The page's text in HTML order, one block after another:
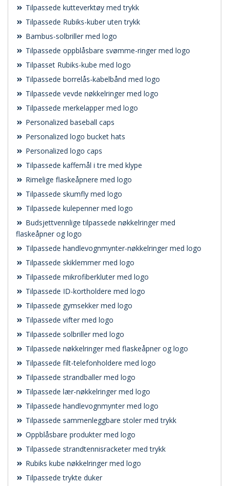
Tilpassede kutteverktøy med trykk
Tilpassede Rubiks-kuber uten trykk
Bambus-solbriller med logo
Tilpassede oppblåsbare svømme-ringer med logo
Tilpasset Rubiks-kube med logo
Tilpassede borrelås-kabelbånd med logo
Tilpassede vevde nøkkelringer med logo
Tilpassede merkelapper med logo
Personalized baseball caps
Personalized logo bucket hats
Personalized logo caps
Tilpassede kaffemål i tre med klype
Rimelige flaskeåpnere med logo
Tilpassede skumfly med logo
Tilpassede kulepenner med logo
Budsjettvennlige tilpassede nøkkelringer med
flaskeåpner og logo
Tilpassede handlevognmynter-nøkkelringer med logo
Tilpassede skiklemmer med logo
Tilpassede mikrofiberkluter med logo
Tilpassede ID-kortholdere med logo
Tilpassede gymsekker med logo
Tilpassede vifter med logo
Tilpassede solbriller med logo
Tilpassede nøkkelringer med flaskeåpner og logo
Tilpassede filt-telefonholdere med logo
Tilpassede strandballer med logo
Tilpassede lær-nøkkelringer med logo
Tilpassede handlevognmynter med logo
Tilpassede sammenleggbare stoler med trykk
Oppblåsbare produkter med logo
Tilpassede strandtennisracketer med trykk
Rubiks kube nøkkelringer med logo
Tilpassede trykte duker